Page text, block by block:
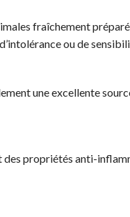
fraîchement
ou de
une excellente
propriétés anti-